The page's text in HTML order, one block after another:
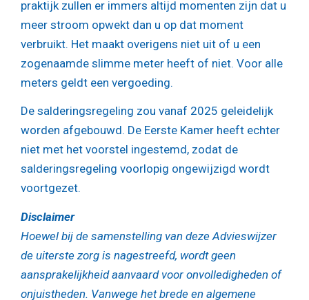
praktijk zullen er immers altijd momenten zijn dat u
meer stroom opwekt dan u op dat moment
verbruikt. Het maakt overigens niet uit of u een
zogenaamde slimme meter heeft of niet. Voor alle
meters geldt een vergoeding.
De salderingsregeling zou vanaf 2025 geleidelijk
worden afgebouwd. De Eerste Kamer heeft echter
niet met het voorstel ingestemd, zodat de
salderingsregeling voorlopig ongewijzigd wordt
voortgezet.
Disclaimer
Hoewel bij de samenstelling van deze Advieswijzer
de uiterste zorg is nagestreefd, wordt geen
aansprakelijkheid aanvaard voor onvolledigheden of
onjuistheden. Vanwege het brede en algemene